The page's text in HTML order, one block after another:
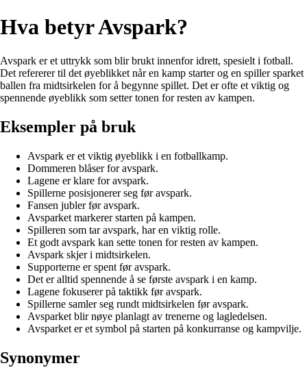
Hva betyr Avspark?
Avspark er et uttrykk som blir brukt innenfor idrett, spesielt i fotball.
Det refererer til det øyeblikket når en kamp starter og en spiller sparket
ballen fra midtsirkelen for å begynne spillet. Det er ofte et viktig og
spennende øyeblikk som setter tonen for resten av kampen.
Eksempler på bruk
Avspark er et viktig øyeblikk i en fotballkamp.
Dommeren blåser for avspark.
Lagene er klare for avspark.
Spillerne posisjonerer seg før avspark.
Fansen jubler før avspark.
Avsparket markerer starten på kampen.
Spilleren som tar avspark, har en viktig rolle.
Et godt avspark kan sette tonen for resten av kampen.
Avspark skjer i midtsirkelen.
Supporterne er spent før avspark.
Det er alltid spennende å se første avspark i en kamp.
Lagene fokuserer på taktikk før avspark.
Spillerne samler seg rundt midtsirkelen før avspark.
Avsparket blir nøye planlagt av trenerne og lagledelsen.
Avsparket er et symbol på starten på konkurranse og kampvilje.
Synonymer